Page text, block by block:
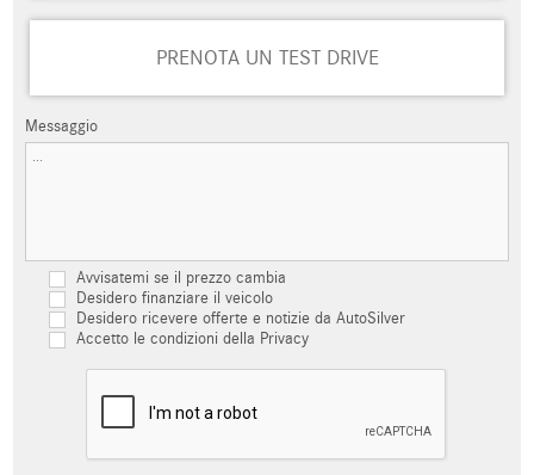
PRENOTA UN TEST DRIVE
Messaggio
Avvisatemi se il prezzo cambia
Desidero finanziare il veicolo
Desidero ricevere offerte e notizie da AutoSilver
Accetto le condizioni della Privacy